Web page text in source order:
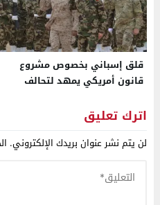
قلق إسباني بخصوص مشروع
قانون أمريكي يمهد لتحالف
المغرب مخافة إعادة رسم موازين
القوة بمنطقة غرب المتوسط
اترك تعليق
لن يتم نشر عنوان بريدك الإلكتروني.